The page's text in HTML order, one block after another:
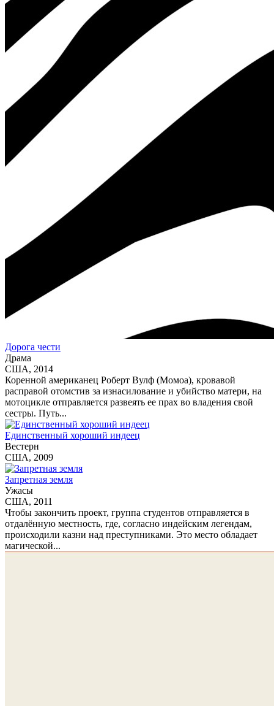
Дорога чести
Драма
США, 2014
Коренной американец Роберт Вулф (Момоа), кровавой
расправой отомстив за изнасилование и убийство матери, на
мотоцикле отправляется развеять ее прах во владения свой
сестры. Путь...
Единственный хороший индеец
Вестерн
США, 2009
Запретная земля
Ужасы
США, 2011
Чтобы закончить проект, группа студентов отправляется в
отдалённую местность, где, согласно индейским легендам,
происходили казни над преступниками. Это место обладает
магической...